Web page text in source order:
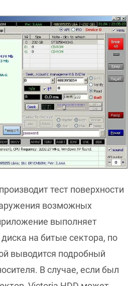
тест поверхности
возможных
выполняет
на битые сектора, по
выводится подробный
В случае, если был